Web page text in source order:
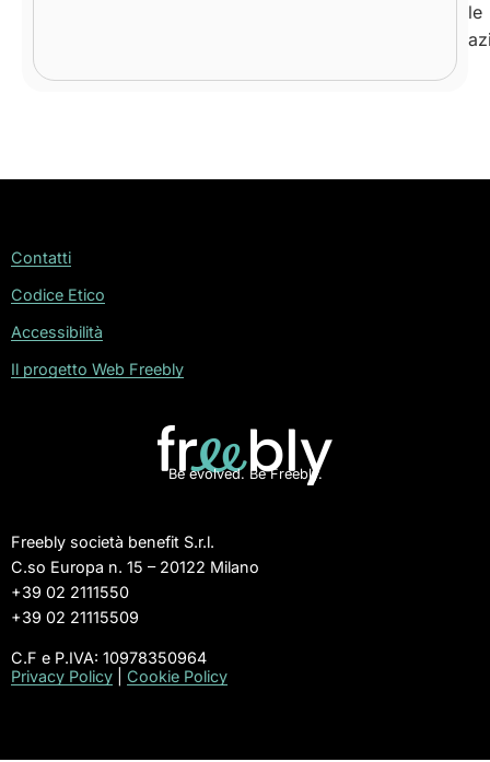
le
Freebly società benefit S.r.l.
C.so Europa n. 15 – 20122 Milano
+39 02 2111550
+39 02 21115509
C.F e P.IVA: 10978350964
Privacy Policy
Cookie Policy
Be evolved. Be Freebly.
Contatti
Codice Etico
Accessibilità
Il progetto Web Freebly